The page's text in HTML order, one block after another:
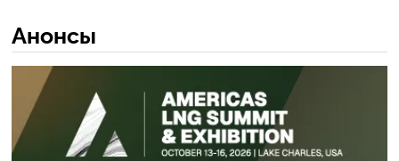
Анонсы